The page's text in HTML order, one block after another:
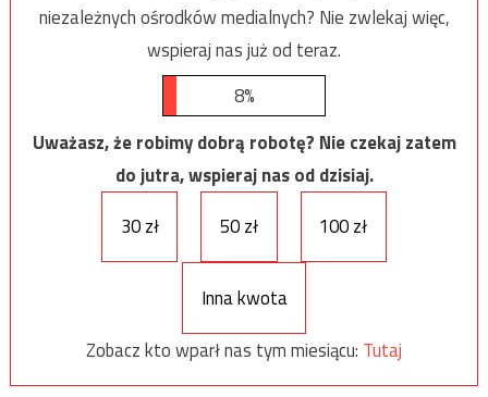
niezależnych ośrodków medialnych? Nie zwlekaj więc,
wspieraj nas już od teraz.
8%
Uważasz, że robimy dobrą robotę? Nie czekaj zatem
do jutra, wspieraj nas od dzisiaj.
30 zł
50 zł 100 zł
Inna kwota
Zobacz kto wparł nas tym miesiącu: Tutaj